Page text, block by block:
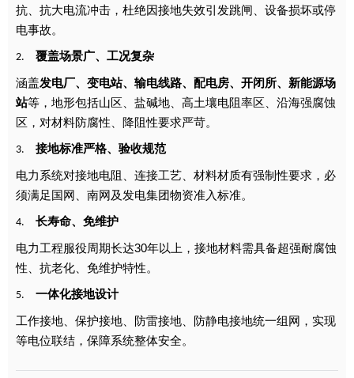
抗、抗大电流冲击，杜绝因接地失效引发跳闸、设备损坏或停
电事故。
2. 覆盖场景广、工况复杂
涵盖发电厂、变电站、输电线路、配电房、开闭所、新能源场
站等，地形包括山区、盐碱地、高土壤电阻率区、沿海强腐蚀
区，对材料防腐性、降阻性要求严苛。
3. 接地标准严格、验收规范
电力系统对接地电阻、连接工艺、材料材质有强制性要求，必
须满足国网、南网及发电集团物资准入标准。
4. 长寿命、免维护
电力工程服役周期长达30年以上，接地材料需具备超强耐腐蚀
性、抗老化、免维护特性。
5. 一体化接地设计
工作接地、保护接地、防雷接地、防静电接地统一组网，实现
等电位联结，保障系统整体安全。